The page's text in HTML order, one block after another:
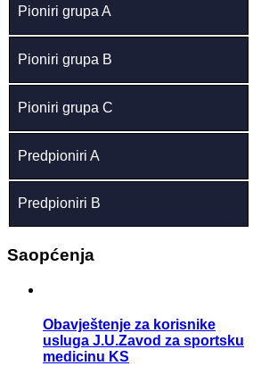
Pioniri grupa A
Pioniri grupa B
Pioniri grupa C
Predpioniri A
Predpioniri B
Saopćenja
Obavještenje za korisnike
usluga J.U.Zavod za sportsku
medicinu KS